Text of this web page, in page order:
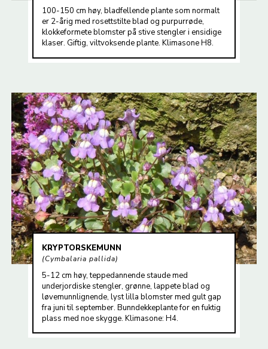
100-150 cm høy, bladfellende plante som normalt
er 2-årig med rosettstilte blad og purpurrøde,
klokkeformete blomster på stive stengler i ensidige
klaser. Giftig, viltvoksende plante. Klimasone H8.
KRYPTORSKEMUNN
Cymbalaria pallida
5-12 cm høy, teppedannende staude med
underjordiske stengler, grønne, lappete blad og
løvemunnlignende, lyst lilla blomster med gult gap
fra juni til september. Bunndekkeplante for en fuktig
plass med noe skygge. Klimasone: H4.